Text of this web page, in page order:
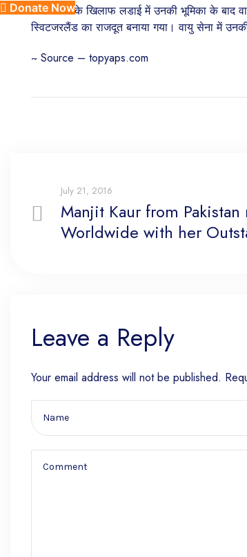
Donate Now
पाकिस्तान के खिलाफ लडाई में उनकी भूमिका के बाद
स्विटजरलैंड का राजदूत बनाया गया। वायु सेना में
~ Source – topyaps.com
navigation
July 21, 2016
Manjit Kaur from Pakistan
Worldwide with her
Leave a Reply
Your email address will not be published.